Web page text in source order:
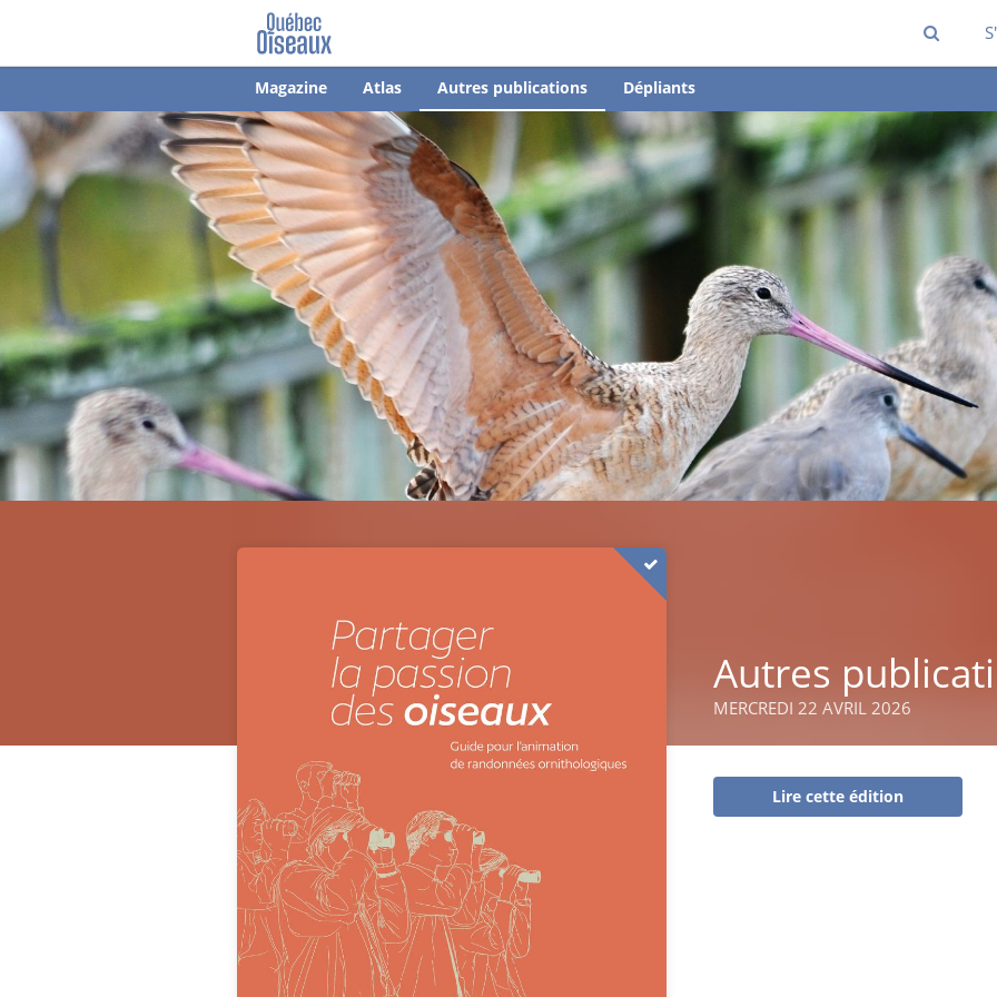
Magazine Atlas Autres publications Dépliants
Autres
MERCREDI 22 AVRIL 2026
Lire cette édition